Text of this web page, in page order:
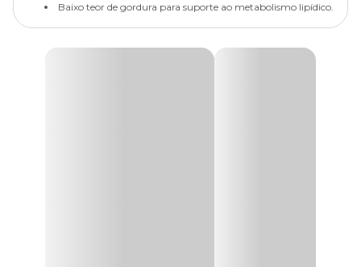
Baixo teor de gordura para suporte ao metabolismo lipídico.